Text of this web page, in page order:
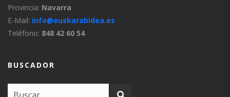
Provincia: Navarra
E-Mail: info@euskarabidea.es
Teléfono: 848 42 60 54
BUSCADOR